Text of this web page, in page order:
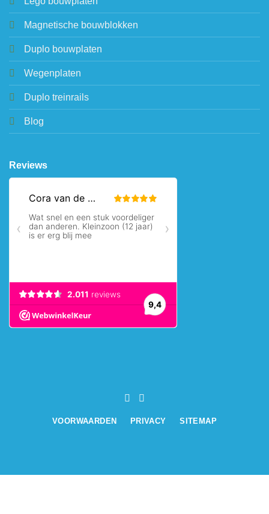
Magnetische bouwblokken
Duplo bouwplaten
Wegenplaten
Duplo treinrails
Blog
Reviews
VOORWAARDEN PRIVACY SITEMAP